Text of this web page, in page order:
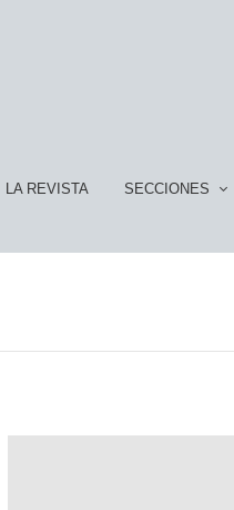
LA REVISTA SECCIONES